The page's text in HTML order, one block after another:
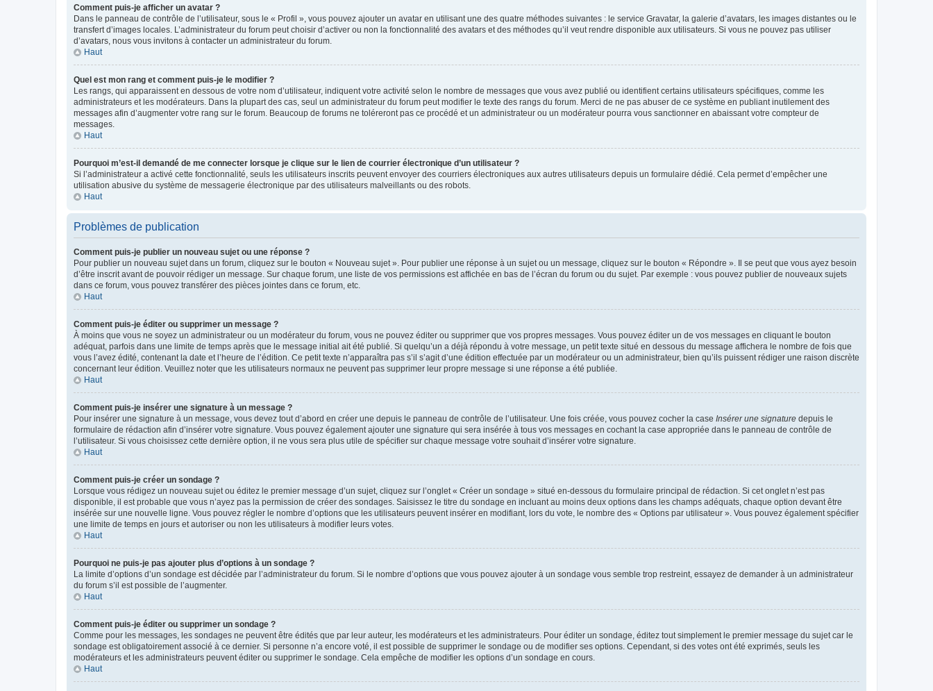
Comment puis-je afficher un avatar ?
Dans le panneau de contrôle de l’utilisateur, sous le « Profil », vous pouvez ajouter un avatar en utilisant une des quatre méthodes suivantes : le service Gravatar, la galerie d’avatars, les images distantes ou le
transfert d’images locales. L’administrateur du forum peut choisir d’activer ou non la fonctionnalité des avatars et des méthodes qu’il veut rendre disponible aux utilisateurs. Si vous ne pouvez pas utiliser
d’avatars, nous vous invitons à contacter un administrateur du forum.
Haut
Quel est mon rang et comment puis-je le modifier ?
Les rangs, qui apparaissent en dessous de votre nom d’utilisateur, indiquent votre activité selon le nombre de messages que vous avez publié ou identifient certains utilisateurs spécifiques, comme les
administrateurs et les modérateurs. Dans la plupart des cas, seul un administrateur du forum peut modifier le texte des rangs du forum. Merci de ne pas abuser de ce système en publiant inutilement des
messages afin d’augmenter votre rang sur le forum. Beaucoup de forums ne toléreront pas ce procédé et un administrateur ou un modérateur pourra vous sanctionner en abaissant votre compteur de
messages.
Haut
Pourquoi m’est-il demandé de me connecter lorsque je clique sur le lien de courrier électronique d’un utilisateur ?
Si l’administrateur a activé cette fonctionnalité, seuls les utilisateurs inscrits peuvent envoyer des courriers électroniques aux autres utilisateurs depuis un formulaire dédié. Cela permet d’empêcher une
utilisation abusive du système de messagerie électronique par des utilisateurs malveillants ou des robots.
Haut
Problèmes de publication
Comment puis-je publier un nouveau sujet ou une réponse ?
Pour publier un nouveau sujet dans un forum, cliquez sur le bouton « Nouveau sujet ». Pour publier une réponse à un sujet ou un message, cliquez sur le bouton « Répondre ». Il se peut que vous ayez besoin
d’être inscrit avant de pouvoir rédiger un message. Sur chaque forum, une liste de vos permissions est affichée en bas de l’écran du forum ou du sujet. Par exemple : vous pouvez publier de nouveaux sujets
dans ce forum, vous pouvez transférer des pièces jointes dans ce forum, etc.
Haut
Comment puis-je éditer ou supprimer un message ?
À moins que vous ne soyez un administrateur ou un modérateur du forum, vous ne pouvez éditer ou supprimer que vos propres messages. Vous pouvez éditer un de vos messages en cliquant le bouton
adéquat, parfois dans une limite de temps après que le message initial ait été publié. Si quelqu’un a déjà répondu à votre message, un petit texte situé en dessous du message affichera le nombre de fois que
vous l’avez édité, contenant la date et l’heure de l’édition. Ce petit texte n’apparaîtra pas s’il s’agit d’une édition effectuée par un modérateur ou un administrateur, bien qu’ils puissent rédiger une raison discrète
concernant leur édition. Veuillez noter que les utilisateurs normaux ne peuvent pas supprimer leur propre message si une réponse a été publiée.
Haut
Comment puis-je insérer une signature à un message ?
Pour insérer une signature à un message, vous devez tout d’abord en créer une depuis le panneau de contrôle de l’utilisateur. Une fois créée, vous pouvez cocher la case Insérer une signature depuis le
formulaire de rédaction afin d’insérer votre signature. Vous pouvez également ajouter une signature qui sera insérée à tous vos messages en cochant la case appropriée dans le panneau de contrôle de
l’utilisateur. Si vous choisissez cette dernière option, il ne vous sera plus utile de spécifier sur chaque message votre souhait d’insérer votre signature.
Haut
Comment puis-je créer un sondage ?
Lorsque vous rédigez un nouveau sujet ou éditez le premier message d’un sujet, cliquez sur l’onglet « Créer un sondage » situé en-dessous du formulaire principal de rédaction. Si cet onglet n’est pas
disponible, il est probable que vous n’ayez pas la permission de créer des sondages. Saisissez le titre du sondage en incluant au moins deux options dans les champs adéquats, chaque option devant être
insérée sur une nouvelle ligne. Vous pouvez régler le nombre d’options que les utilisateurs peuvent insérer en modifiant, lors du vote, le nombre des « Options par utilisateur ». Vous pouvez également spécifier
une limite de temps en jours et autoriser ou non les utilisateurs à modifier leurs votes.
Haut
Pourquoi ne puis-je pas ajouter plus d’options à un sondage ?
La limite d’options d’un sondage est décidée par l’administrateur du forum. Si le nombre d’options que vous pouvez ajouter à un sondage vous semble trop restreint, essayez de demander à un administrateur
du forum s’il est possible de l’augmenter.
Haut
Comment puis-je éditer ou supprimer un sondage ?
Comme pour les messages, les sondages ne peuvent être édités que par leur auteur, les modérateurs et les administrateurs. Pour éditer un sondage, éditez tout simplement le premier message du sujet car le
sondage est obligatoirement associé à ce dernier. Si personne n’a encore voté, il est possible de supprimer le sondage ou de modifier ses options. Cependant, si des votes ont été exprimés, seuls les
modérateurs et les administrateurs peuvent éditer ou supprimer le sondage. Cela empêche de modifier les options d’un sondage en cours.
Haut